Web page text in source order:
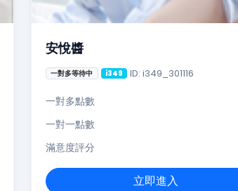
安悅醬
一對多等待中 i349 ID: i349_301116
一對多點數
一對一點數
滿意度評分
立即進入